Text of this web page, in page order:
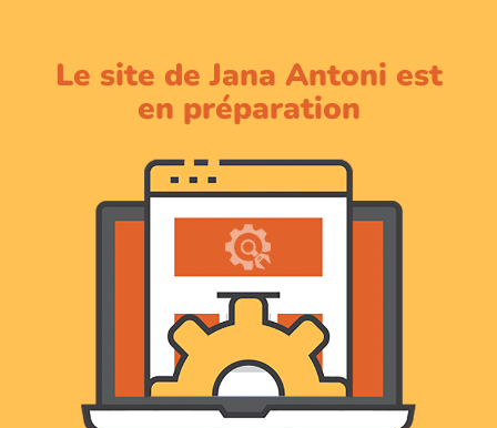
Le site de Jana Antoni est
en préparation